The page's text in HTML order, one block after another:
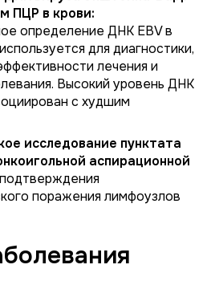
ПЦР в крови:
определение ДНК EBV в
для диагностики,
лечения и
Высокий уровень ДНК
с худшим
исследование пунктата
аспирационной
поражения лимфоузлов